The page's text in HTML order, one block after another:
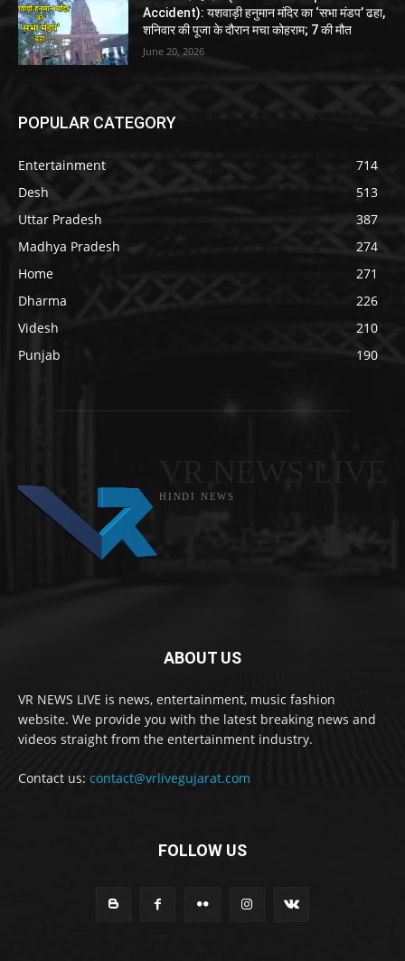
Accident): यशवाड़ी हनुमान मंदिर का ‘सभा मंडप’ ढहा,
शनिवार की पूजा के दौरान मचा कोहराम; 7 की मौत
June 20, 2026
POPULAR CATEGORY
Entertainment
714
Desh
513
Uttar Pradesh
387
Madhya Pradesh
274
Home
271
Dharma
226
Videsh
210
Punjab
190
HINDI NEWS
ABOUT US
VR NEWS LIVE is news, entertainment, music fashion
website. We provide you with the latest breaking news and
videos straight from the entertainment industry.
Contact us: contact@vrlivegujarat.com
FOLLOW US